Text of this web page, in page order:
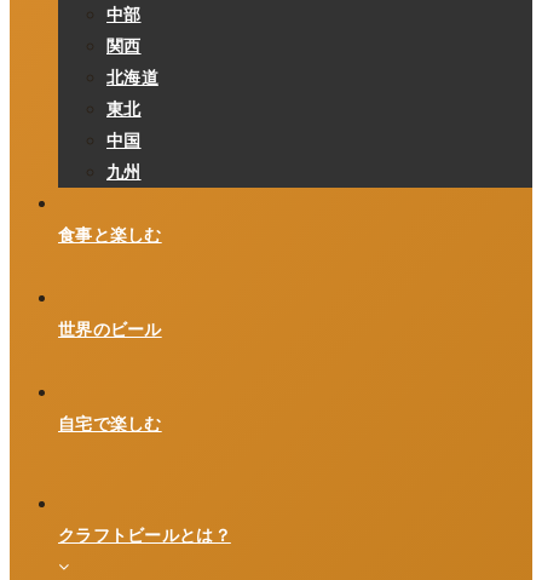
中部
関西
北海道
東北
中国
九州
食事と楽しむ
世界のビール
自宅で楽しむ
クラフトビールとは？